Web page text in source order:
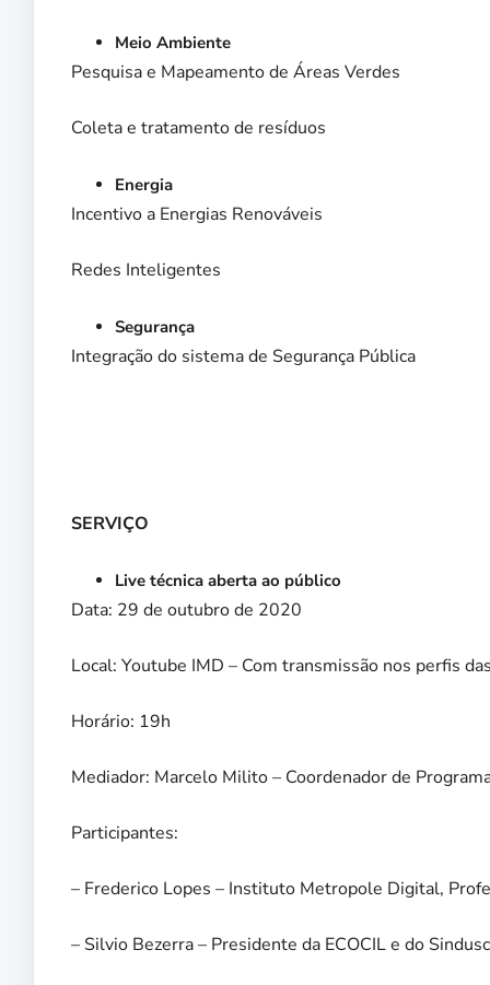
Meio Ambiente
Pesquisa e Mapeamento de Áreas Verdes
Coleta e tratamento de resíduos
Energia
Incentivo a Energias Renováveis
Redes Inteligentes
Segurança
Integração do sistema de Segurança Pública
SERVIÇO
Live técnica aberta ao público
Data: 29 de outubro de 2020
Local: Youtube IMD – Com transmissão nos perfis
Horário: 19h
Mediador: Marcelo Milito – Coordenador de
Participantes:
– Frederico Lopes – Instituto Metropole Digital,
– Silvio Bezerra – Presidente da ECOCIL e do